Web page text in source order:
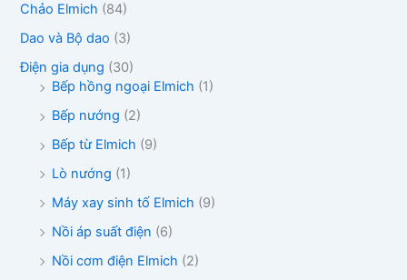
Chảo Elmich (84)
Dao và Bộ dao (3)
Điện gia dụng (30)
Bếp hồng ngoại Elmich (1)
Bếp nướng (2)
Bếp từ Elmich (9)
Lò nướng (1)
Máy xay sinh tố Elmich (9)
Nồi áp suất điện (6)
Nồi cơm điện Elmich (2)